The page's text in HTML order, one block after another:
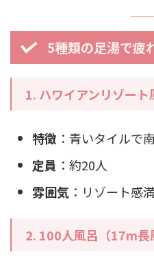
5種類の足湯で疲
1. ハワイアンリゾート
特徴 ：青いタイルで
定員 ：約20人
雰囲気 ：リゾート感
2. 100人風呂（17m長